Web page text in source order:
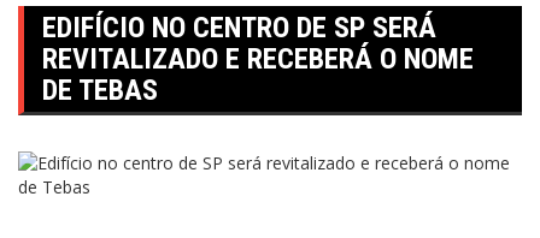
EDIFÍCIO NO CENTRO DE SP SERÁ
REVITALIZADO E RECEBERÁ O NOME
DE TEBAS